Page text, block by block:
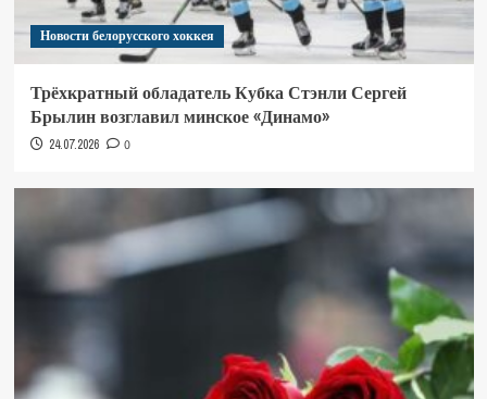
Новости белорусского хоккея
Трёхкратный обладатель Кубка Стэнли Сергей
Брылин возглавил минское «Динамо»
24.07.2026 0